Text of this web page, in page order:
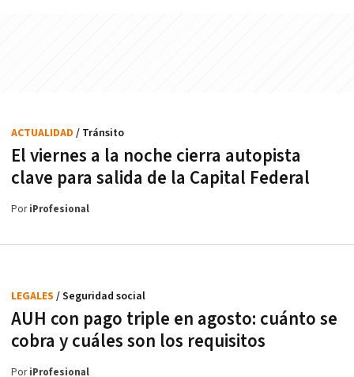
El viernes a la noche cierra autopista
clave para salida de la Capital Federal
ACTUALIDAD / Tránsito
PoriProfesional
AUH con pago triple en agosto: cuánto se
cobra y cuáles son los requisitos
LEGALES / Seguridad social
PoriProfesional